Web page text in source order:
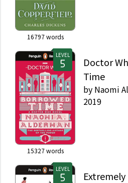
16797words
LEVEL
15327words
Doctor
Time
by Naomi
2019
LEVEL